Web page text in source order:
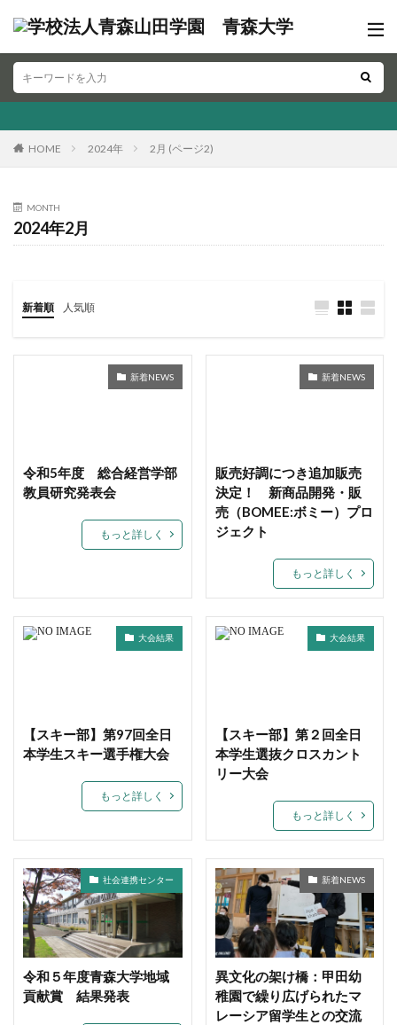
HOME 2024年 2月 (ページ2)
MONTH
2024年2月
新着順 人気順
新着NEWS
令和5年度 総合経営学部
教員研究発表会
もっと詳しく
新着NEWS
販売好調につき追加販売
決定！ 新商品開発・販
売（BOMEE:ボミー）プロ
ジェクト
もっと詳しく
大会結果
【スキー部】第97回全日
本学生スキー選手権大会
もっと詳しく
大会結果
【スキー部】第２回全日
本学生選抜クロスカント
リー大会
もっと詳しく
社会連携センター
令和５年度青森大学地域
貢献賞 結果発表
新着NEWS
異文化の架け橋：甲田幼
稚園で繰り広げられたマ
レーシア留学生との交流